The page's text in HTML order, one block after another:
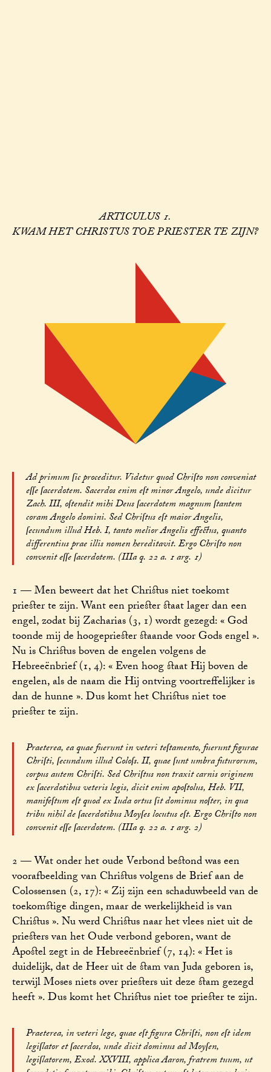
ARTICULUS 1.
KWAM HET CHRISTUS TOE PRIESTER TE ZIJN?
Ad primum ſic proceditur. Videtur quod Chriſto non conveniat
eſſe ſacerdotem. Sacerdos enim eſt minor Angelo, unde dicitur
Zach. III, oſtendit mihi Deus ſacerdotem magnum ſtantem
coram Angelo domini. Sed Chriſtus eſt maior Angelis,
ſecundum illud Heb. I, tanto melior Angelis effectus, quanto
differentius prae illis nomen hereditavit. Ergo Chriſto non
convenit eſſe ſacerdotem. (IIIa q. 22 a. 1 arg. 1)
1 — Men beweert dat het Christus niet toekomt
priester te zijn. Want een priester staat lager dan een
engel, zodat bij Zacharias (3, 1) wordt gezegd: « God
toonde mij de hoogepriester staande voor Gods engel ».
Nu is Christus boven de engelen volgens de
Hebreeënbrief (1, 4): « Even hoog staat Hij boven de
engelen, als de naam die Hij ontving voortreffelijker is
dan de hunne ». Dus komt het Christus niet toe
priester te zijn.
Praeterea, ea quae fuerunt in veteri teſtamento, fuerunt figurae
Chriſti, ſecundum illud Coloſs. II, quae ſunt umbra futurorum,
corpus autem Chriſti. Sed Chriſtus non traxit carnis originem
ex ſacerdotibus veteris legis, dicit enim apoſtolus, Heb. VII,
manifeſtum eſt quod ex Iuda ortus ſit dominus noſter, in qua
tribu nihil de ſacerdotibus Moyſes locutus eſt. Ergo Chriſto non
convenit eſſe ſacerdotem. (IIIa q. 22 a. 1 arg. 2)
2 — Wat onder het oude Verbond bestond was een
voorafbeelding van Christus volgens de Brief aan de
Colossensen (2, 17): « Zij zijn een schaduwbeeld van de
toekomstige dingen, maar de werkelijkheid is van
Christus ». Nu werd Christus naar het vlees niet uit de
priesters van het Oude verbond geboren, want de
Apostel zegt in de Hebreeënbrief (7, 14): « Het is
duidelijk, dat de Heer uit de stam van Juda geboren is,
terwijl Moses niets over priesters uit deze stam gezegd
heeft ». Dus komt het Christus niet toe priester te zijn.
Praeterea, in veteri lege, quae eſt figura Chriſti, non eſt idem
legiſlator et ſacerdos, unde dicit dominus ad Moyſen,
legiſlatorem, Exod. XXVIII, applica Aaron, fratrem tuum, ut